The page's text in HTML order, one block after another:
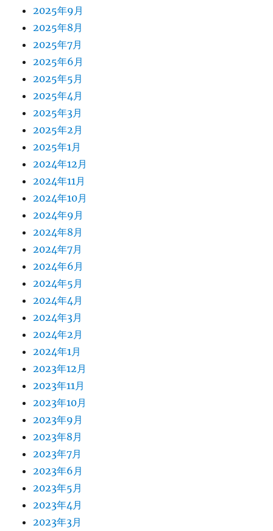
2025年9月
2025年8月
2025年7月
2025年6月
2025年5月
2025年4月
2025年3月
2025年2月
2025年1月
2024年12月
2024年11月
2024年10月
2024年9月
2024年8月
2024年7月
2024年6月
2024年5月
2024年4月
2024年3月
2024年2月
2024年1月
2023年12月
2023年11月
2023年10月
2023年9月
2023年8月
2023年7月
2023年6月
2023年5月
2023年4月
2023年3月